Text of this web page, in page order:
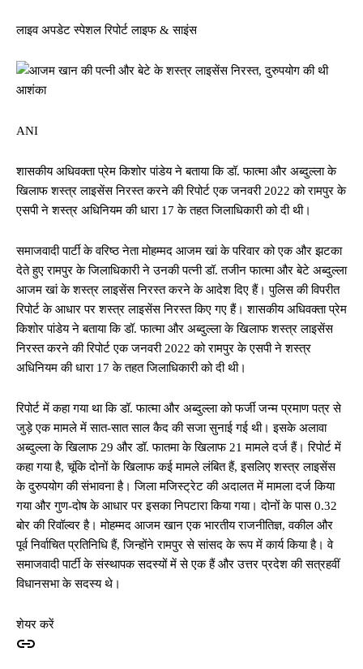
लाइव अपडेट स्पेशल रिपोर्ट लाइफ & साइंस
ANI
शासकीय अधिवक्ता प्रेम किशोर पांडेय ने बताया कि डॉ. फात्मा और अब्दुल्ला के
खिलाफ शस्त्र लाइसेंस निरस्त करने की रिपोर्ट एक जनवरी 2022 को रामपुर के
एसपी ने शस्त्र अधिनियम की धारा 17 के तहत जिलाधिकारी को दी थी।
समाजवादी पार्टी के वरिष्ठ नेता मोहम्मद आजम खां के परिवार को एक और झटका
देते हुए रामपुर के जिलाधिकारी ने उनकी पत्नी डॉ. तजीन फात्मा और बेटे अब्दुल्ला
आजम खां के शस्त्र लाइसेंस निरस्त करने के आदेश दिए हैं। पुलिस की विपरीत
रिपोर्ट के आधार पर शस्त्र लाइसेंस निरस्त किए गए हैं। शासकीय अधिवक्ता प्रेम
किशोर पांडेय ने बताया कि डॉ. फात्मा और अब्दुल्ला के खिलाफ शस्त्र लाइसेंस
निरस्त करने की रिपोर्ट एक जनवरी 2022 को रामपुर के एसपी ने शस्त्र
अधिनियम की धारा 17 के तहत जिलाधिकारी को दी थी।
रिपोर्ट में कहा गया था कि डॉ. फात्मा और अब्दुल्ला को फर्जी जन्म प्रमाण पत्र से
जुड़े एक मामले में सात-सात साल कैद की सजा सुनाई गई थी। इसके अलावा
अब्दुल्ला के खिलाफ 29 और डॉ. फातमा के खिलाफ 21 मामले दर्ज हैं। रिपोर्ट में
कहा गया है, चूंकि दोनों के खिलाफ कई मामले लंबित हैं, इसलिए शस्त्र लाइसेंस
के दुरुपयोग की संभावना है। जिला मजिस्ट्रेट की अदालत में मामला दर्ज किया
गया और गुण-दोष के आधार पर इसका निपटारा किया गया। दोनों के पास 0.32
बोर की रिवॉल्वर है। मोहम्मद आजम खान एक भारतीय राजनीतिज्ञ, वकील और
पूर्व निर्वाचित प्रतिनिधि हैं, जिन्होंने रामपुर से सांसद के रूप में कार्य किया है। वे
समाजवादी पार्टी के संस्थापक सदस्यों में से एक हैं और उत्तर प्रदेश की सत्रहवीं
विधानसभा के सदस्य थे।
शेयर करें